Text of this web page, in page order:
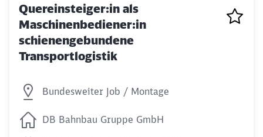
Quereinsteiger:in als
Maschinenbediener:in
schienengebundene
Transportlogistik
Bundesweiter Job / Montage
DB Bahnbau Gruppe GmbH